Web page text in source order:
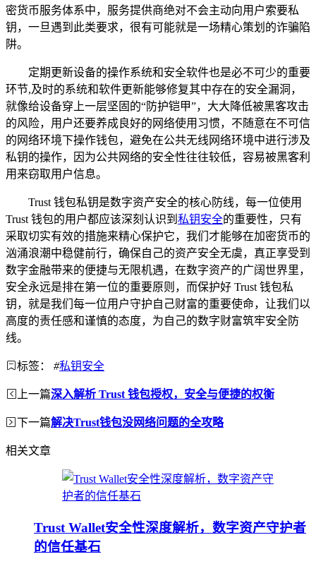
密货币服务体系中，服务提供商绝对不会主动向用户索要私
钥，一旦遇到此类要求，很有可能就是一场精心策划的诈骗陷
阱。
定期更新设备的操作系统和安全软件也是必不可少的重要
环节,及时的系统和软件更新能够修复其中存在的安全漏洞，
就像给设备穿上一层坚固的“防护铠甲”，大大降低被黑客攻击
的风险，用户还要养成良好的网络使用习惯，不随意在不可信
的网络环境下操作钱包，避免在公共无线网络环境中进行涉及
私钥的操作，因为公共网络的安全性往往较低，容易被黑客利
用来窃取用户信息。
Trust 钱包私钥是数字资产安全的核心防线，每一位使用
Trust 钱包的用户都应该深刻认识到 私钥安全的重要性，只有
采取切实有效的措施来精心保护它，我们才能够在加密货币的
汹涌浪潮中稳健前行，确保自己的资产安全无虞，真正享受到
数字金融带来的便捷与无限机遇，在数字资产的广阔世界里，
安全永远是排在第一位的重要原则，而保护好 Trust 钱包私
钥，就是我们每一位用户守护自己财富的重要使命，让我们以
高度的责任感和谨慎的态度，为自己的数字财富筑牢安全防
线。
标签： #私钥安全
上一篇深入解析 Trust 钱包授权，安全与便捷的权衡
下一篇解决Trust钱包没网络问题的全攻略
相关文章
Trust Wallet安全性深度解析，数字资产守护者
的信任基石